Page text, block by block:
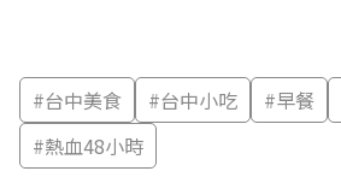
#台中美食 #台中小吃 #早餐
#熱血48小時